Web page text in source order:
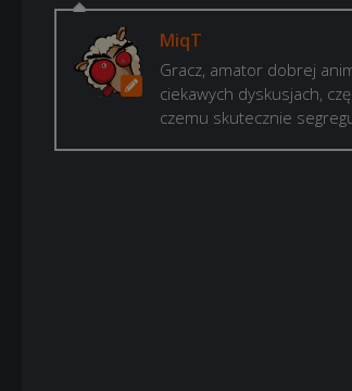
MiqT
Gracz, amator dobrej
ciekawych dyskusjach,
czemu skutecznie